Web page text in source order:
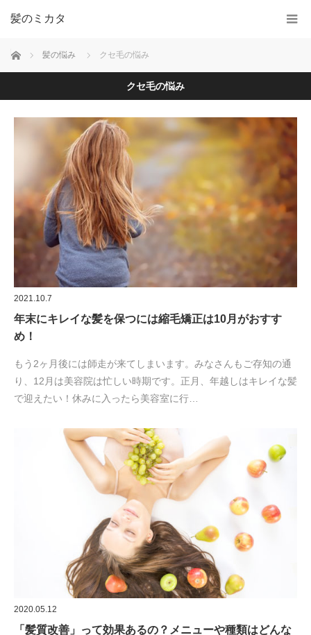
髪のミカタ
ホーム 髪の悩み クセ毛の悩み
クセ毛の悩み
2021.10.7
年末にキレイな髪を保つには縮毛矯正は10月がおすす
め！
もう2ヶ月後には師走が来てしまいます。みなさんもご存知の通
り、12月は美容院は忙しい時期です。正月、年越しはキレイな髪
で迎えたい！休みに入ったら美容室に行…
2020.05.12
「髪質改善」って効果あるの？メニューや種類はどんな